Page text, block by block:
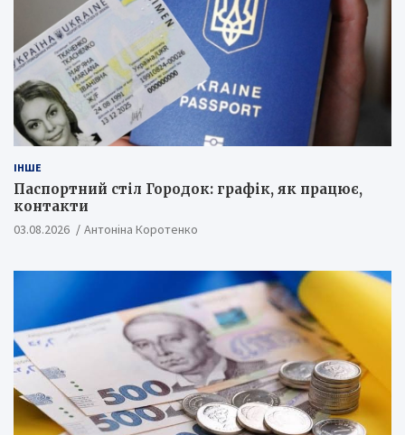
ІНШЕ
Паспортний стіл Городок: графік, як працює,
контакти
03.08.2026 Антоніна Коротенко